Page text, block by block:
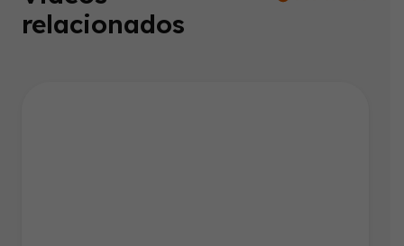
relacionados